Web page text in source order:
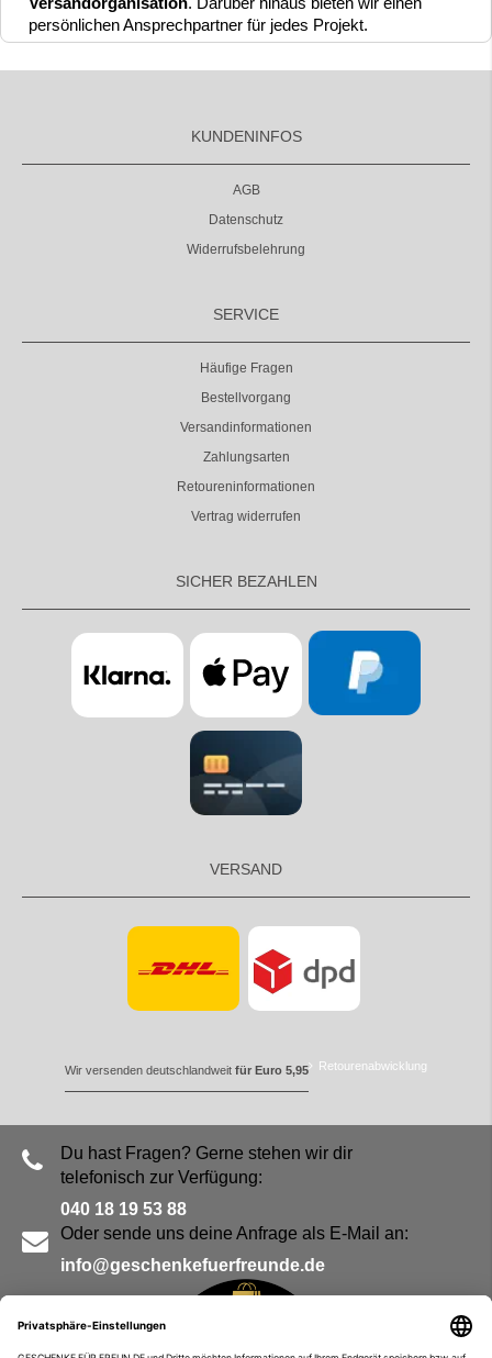
persönlichen Ansprechpartner für jedes Projekt.
KUNDENINFOS
AGB
Datenschutz
Widerrufsbelehrung
SERVICE
Häufige Fragen
Bestellvorgang
Versandinformationen
Zahlungsarten
Retoureninformationen
Vertrag widerrufen
SICHER BEZAHLEN
VERSAND
Wir versenden deutschlandweit für Euro 5,95 Retourenabwicklung
Du hast Fragen? Gerne stehen wir dir
telefonisch zur Verfügung:
040 18 19 53 88
Oder sende uns deine Anfrage als E-Mail an:
info@geschenkefuerfreunde.de